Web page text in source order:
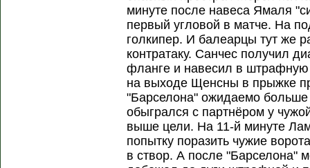
минуте после навеса Ямаля
первый угловой в матче. На
голкипер. И балеарцы тут же
контратаку. Санчес получил
фланге и навесил в
на выходе Щенсны в прыжке
"Барселона" ожидаемо
обыгрался с партнёром у
выше цели. На 11-й минуте
попытку поразить чужие
в створ. А после "Барселона"